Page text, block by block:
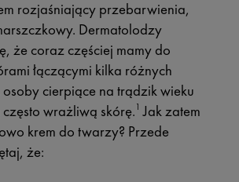
rozjaśniający przebarwienia,
Dermatolodzy
że coraz częściej mamy do
łączącymi kilka różnych
cierpiące na trądzik wieku
wrażliwą skórę. 1 Jak zatem
krem do twarzy? Przede
że: